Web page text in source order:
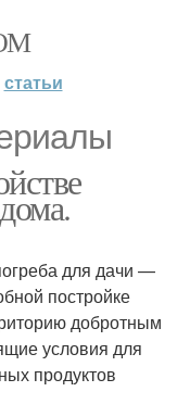
статьи
для дачи —
постройке
добротным
условия для
продуктов